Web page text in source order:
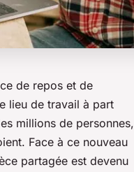
de repos et de
lieu de travail à part
millions de personnes,
Face à ce nouveau
partagée est devenu